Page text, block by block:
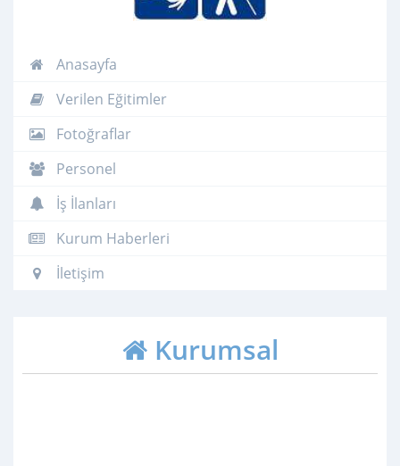
Anasayfa
Verilen Eğitimler
Fotoğraflar
Personel
İş İlanları
Kurum Haberleri
İletişim
Kurumsal